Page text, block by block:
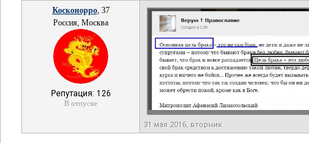
Косконорро, 37
Россия, Москва
Репутация: 126
В отпуске
31 мая 2016, вторник